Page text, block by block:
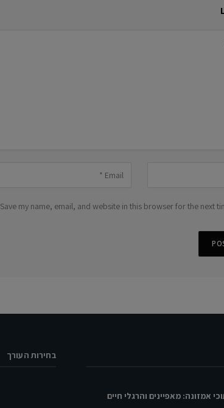
Save my name, email, and website in this browser for the next
אמזונה: מאפיינים והרגלי חיים
בחירות העורך